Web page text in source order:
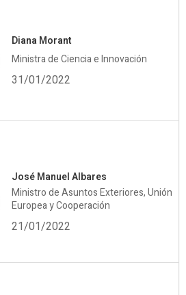
Diana Morant
Ministra de Ciencia e Innovación
31/01/2022
José Manuel Albares
Ministro de Asuntos Exteriores, Unión
Europea y Cooperación
21/01/2022